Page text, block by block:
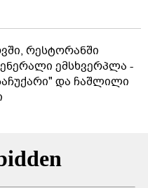
რესტორანში
ემსხვერპლა -
და ჩაშლილი